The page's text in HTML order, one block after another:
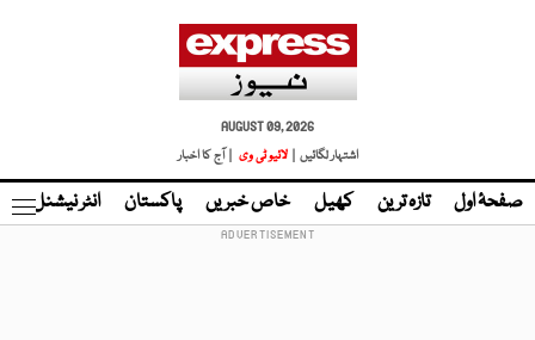
AUGUST 09, 2026
اشتہار لگائیں |
لائیو ٹی وی | آج کا اخبار
صفحۂ اول تازہ ترین کھیل خاص خبریں پاکستان انٹر نیشنل